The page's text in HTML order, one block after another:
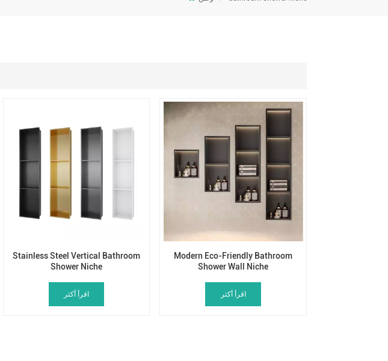
Stainless Steel Vertical Bathroom
Shower Niche
اقرأ أكثر
Modern Eco-Friendly Bathroom
Shower Wall Niche
اقرأ أكثر